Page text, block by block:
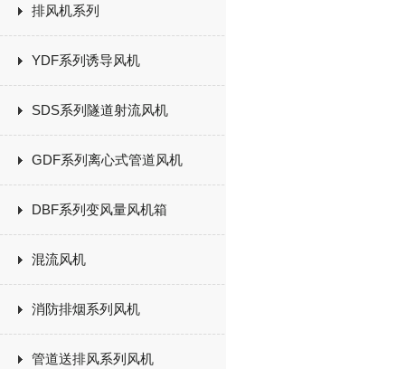
排风机系列
YDF系列诱导风机
SDS系列隧道射流风机
GDF系列离心式管道风机
DBF系列变风量风机箱
混流风机
消防排烟系列风机
管道送排风系列风机